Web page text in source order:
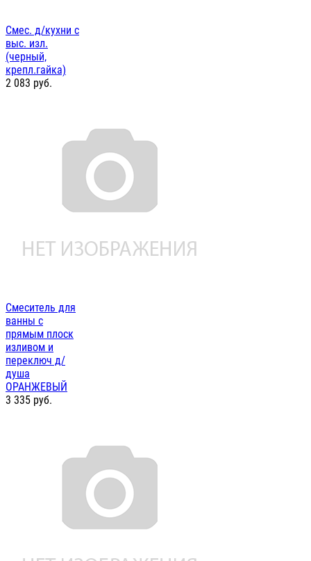
Смес. д/кухни с
выс. изл.
(черный,
крепл.гайка)
2 083 руб.
Смеситель для
ванны с
прямым плоск
изливом и
переключ д/
душа
ОРАНЖЕВЫЙ
3 335 руб.